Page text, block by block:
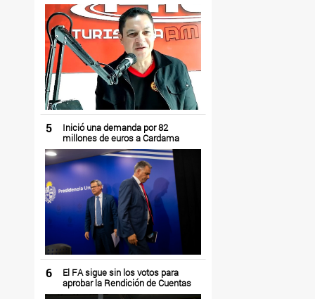
5
Inició una demanda por 82
millones de euros a Cardama
6
El FA sigue sin los votos para
aprobar la Rendición de Cuentas